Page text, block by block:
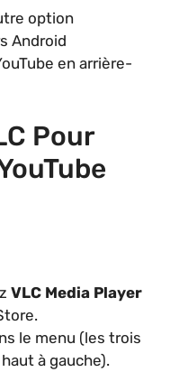
option
Android
en arrière-
Pour
VLC Media Player
le menu (les trois
à gauche).